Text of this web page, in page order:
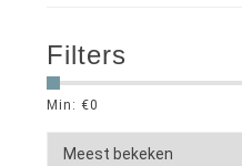
Filters
Min: €0